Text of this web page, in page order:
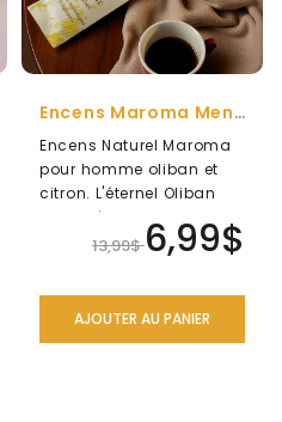
Encens Maroma Men Oliban Et Citron
Encens Naturel Maroma
pour homme oliban et
citron. L'éternel Oliban
illuminé gaiement de
notes de Ci..
13,99$6,99$
AJOUTER AU PANIER